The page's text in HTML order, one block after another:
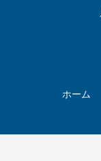
ホーム